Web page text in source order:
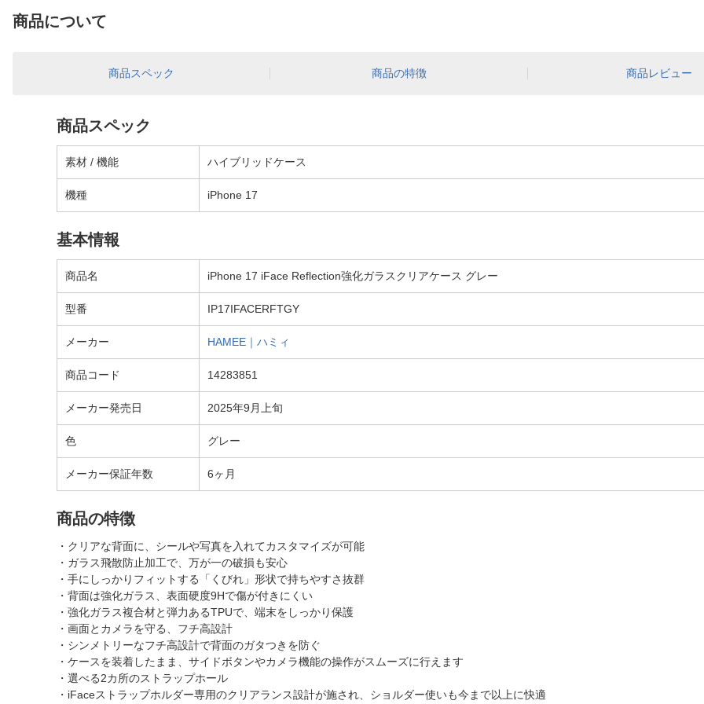
商品について
商品スペック 商品の特徴 商品レビュー
商品スペック
素材 / 機能 ハイブリッドケース
機種 iPhone 17
基本情報
商品名 iPhone 17 iFace Reflection強化ガラスクリアケース グレー
型番 IP17IFACERFTGY
メーカー HAMEE｜ハミィ
商品コード 14283851
メーカー発売日 2025年9月上旬
色 グレー
メーカー保証年数 6ヶ月
商品の特徴
・クリアな背面に、シールや写真を入れてカスタマイズが可能
・ガラス飛散防止加工で、万が一の破損も安心
・手にしっかりフィットする「くびれ」形状で持ちやすさ抜群
・背面は強化ガラス、表面硬度9Hで傷が付きにくい
・強化ガラス複合材と弾力あるTPUで、端末をしっかり保護
・画面とカメラを守る、フチ高設計
・シンメトリーなフチ高設計で背面のガタつきを防ぐ
・ケースを装着したまま、サイドボタンやカメラ機能の操作がスムーズに行えます
・選べる2カ所のストラップホール
・iFaceストラップホルダー専用のクリアランス設計が施され、ショルダー使いも今まで以上に快適